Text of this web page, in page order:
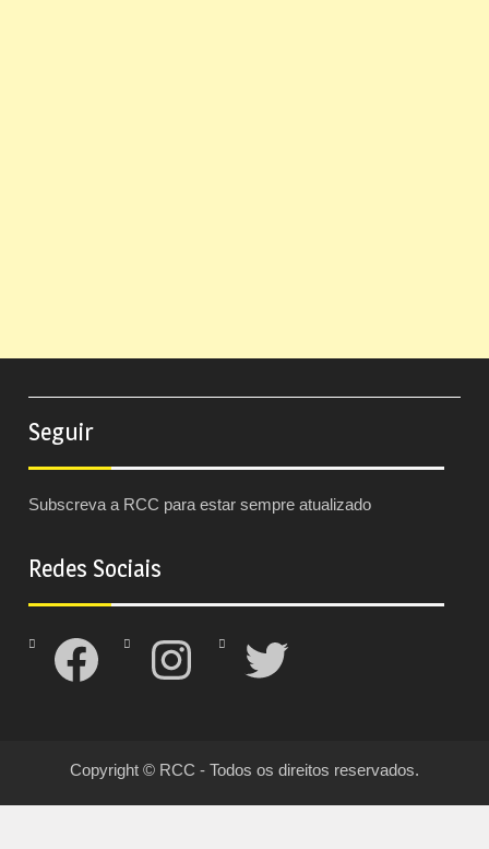
Seguir
Subscreva a RCC para estar sempre atualizado
Redes Sociais
Facebook Instagram Twitter
Copyright © RCC - Todos os direitos reservados.